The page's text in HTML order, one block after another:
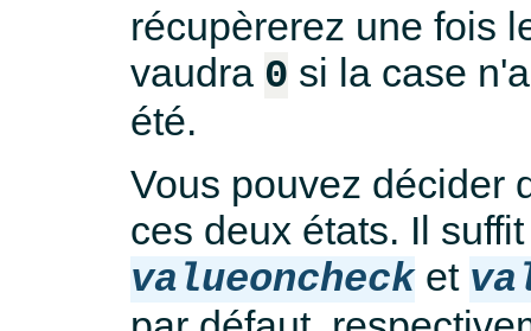
récupèrerez une fois
vaudra 0 si la case
été.
Vous pouvez décider
ces deux états. Il
valueonchecket